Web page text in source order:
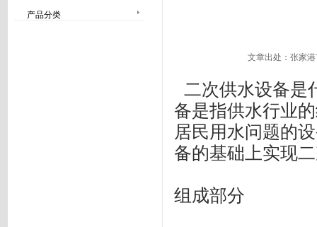
产品分类
文章出处： 张家
二次供水设备是
备是指供水行业
居民用水问题的
备的基础上实现
组成部分